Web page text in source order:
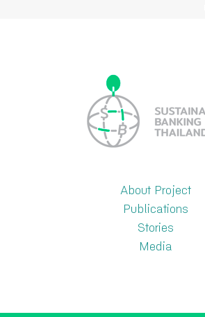
About Project
Publications
Stories
Media